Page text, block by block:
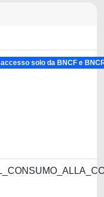
accesso solo da BNCF e